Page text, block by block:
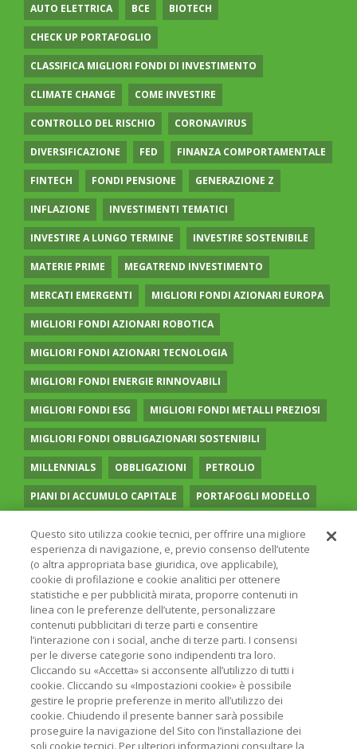
AUTO ELETTRICA BCE BIOTECH
CHECK UP PORTAFOGLIO
CLASSIFICA MIGLIORI FONDI DI INVESTIMENTO
CLIMATE CHANGE COME INVESTIRE
CONTROLLO DEL RISCHIO CORONAVIRUS
DIVERSIFICAZIONE FED FINANZA COMPORTAMENTALE
FINTECH FONDI PENSIONE GENERAZIONE Z
INFLAZIONE INVESTIMENTI TEMATICI
INVESTIRE A LUNGO TERMINE INVESTIRE SOSTENIBILE
MATERIE PRIME MEGATREND INVESTIMENTO
MERCATI EMERGENTI MIGLIORI FONDI AZIONARI EUROPA
MIGLIORI FONDI AZIONARI ROBOTICA
MIGLIORI FONDI AZIONARI TECNOLOGIA
MIGLIORI FONDI ENERGIE RINNOVABILI
MIGLIORI FONDI ESG MIGLIORI FONDI METALLI PREZIOSI
MIGLIORI FONDI OBBLIGAZIONARI SOSTENIBILI
MILLENNIALS OBBLIGAZIONI PETROLIO
PIANI DI ACCUMULO CAPITALE PORTAFOGLI MODELLO
RISPARMIO GESTITO SOCIAL MEDIA STILE VALUE
TASSI UGUAGLIANZA DI GENERE VOLATILITÀ
© 2026 ONLINE SIM - ONLINE SIM È UNA SOCIETÀ DEL
GRUPPO BANCARIOERSEL - P.IVA 12927410154
PRIVACY POLICY
COOKIE INFORMAZIONI LEGALI
Questo sito utilizza cookie tecnici, per offrire una migliore
esperienza di navigazione, e, previo consenso dell’utente
(o altra appropriata base giuridica, ove applicabile),
cookie di profilazione e cookie analitici per ottenere
statistiche e per pubblicità mirata, proporre contenuti in
linea con le preferenze dell’utente, personalizzare
contenuti pubblicitari di terze parti e consentire
l’interazione con i social, anche di terze parti. I consensi
per le diverse categorie sono indipendenti tra loro.
Cliccando su «Accetta» si acconsente all’utilizzo di tutti i
cookie. Cliccando su «Impostazioni cookie» è possibile
gestire le proprie preferenze in merito all’utilizzo dei
cookie. Chiudendo il presente banner sarà possibile
proseguire la navigazione del Sito con l’installazione dei
soli cookie tecnici. Per ulteriori informazioni consultare la